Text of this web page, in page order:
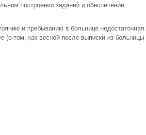
построении заданий и обеспечении
и пребыванию в больнице недостаточная.
том, как весной после выписки из больницы